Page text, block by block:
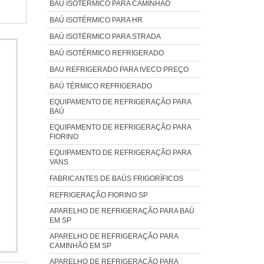
e
de
de
a
da
BAÚ ISOTÉRMICO PARA CAMINHÃO
BAÚ ISOTÉRMICO PARA HR
BAÚ ISOTÉRMICO PARA STRADA
BAÚ ISOTÉRMICO REFRIGERADO
BAU REFRIGERADO PARA IVECO PREÇO
BAÚ TÉRMICO REFRIGERADO
EQUIPAMENTO DE REFRIGERAÇÃO PARA
BAÚ
EQUIPAMENTO DE REFRIGERAÇÃO PARA
FIORINO
EQUIPAMENTO DE REFRIGERAÇÃO PARA
VANS
FABRICANTES DE BAÚS FRIGORÍFICOS
REFRIGERAÇÃO FIORINO SP
APARELHO DE REFRIGERAÇÃO PARA BAÚ
EM SP
APARELHO DE REFRIGERAÇÃO PARA
CAMINHÃO EM SP
APARELHO DE REFRIGERAÇÃO PARA